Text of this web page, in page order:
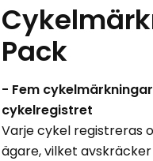
Pack
- Fem
cykelregistret
Varje cykel registreras
ägare, vilket